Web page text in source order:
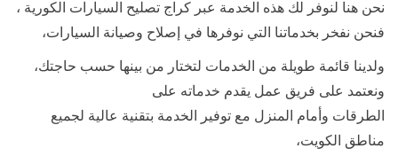
نحن هنا لنوفر لك هذه الخدمة عبر كراج تصليح السيارات الكورية ،
فنحن نفخر بخدماتنا التي نوفرها في إصلاح وصيانة السيارات،
ولدينا قائمة طويلة من الخدمات لتختار من بينها حسب حاجتك،
ونعتمد على فريق عمل يقدم خدماته على
الطرقات وأمام المنزل مع توفير الخدمة بتقنية عالية لجميع
مناطق الكويت،